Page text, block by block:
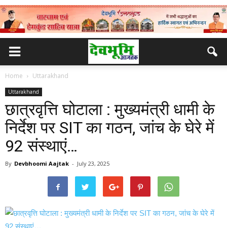
Home Uttarakhand
Uttarakhand
छात्रवृत्ति घोटाला : मुख्यमंत्री धामी के
निर्देश पर SIT का गठन, जांच के घेरे में
92 संस्थाएं…
By Devbhoomi Aajtak - July 23, 2025